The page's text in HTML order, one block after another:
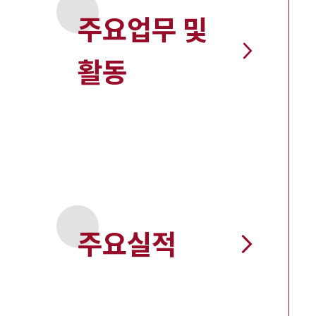
주요업무 및
활동
주요실적